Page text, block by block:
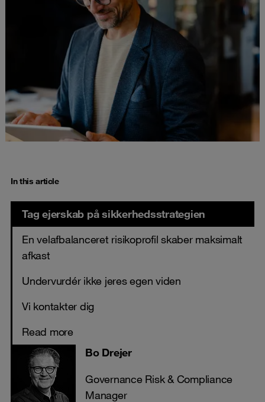
In this article
Tag ejerskab på sikkerhedsstrategien
En velafbalanceret risikoprofil skaber maksimalt
afkast
Undervurdér ikke jeres egen viden
Vi kontakter dig
Read more
Bo Drejer
Governance Risk & Compliance
Manager